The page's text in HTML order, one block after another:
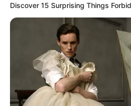
Discover 15 Surprising Things